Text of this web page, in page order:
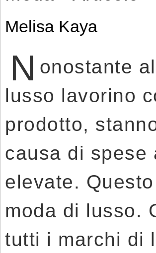
Melisa Kaya
N onostante
lusso lavorino
prodotto,
causa di spese
elevate.
moda di lusso.
tutti i marchi di